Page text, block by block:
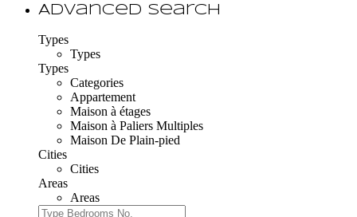
Advanced Search
Types
Types
Types
Categories
Appartement
Maison à étages
Maison à Paliers Multiples
Maison De Plain-pied
Cities
Cities
Areas
Areas